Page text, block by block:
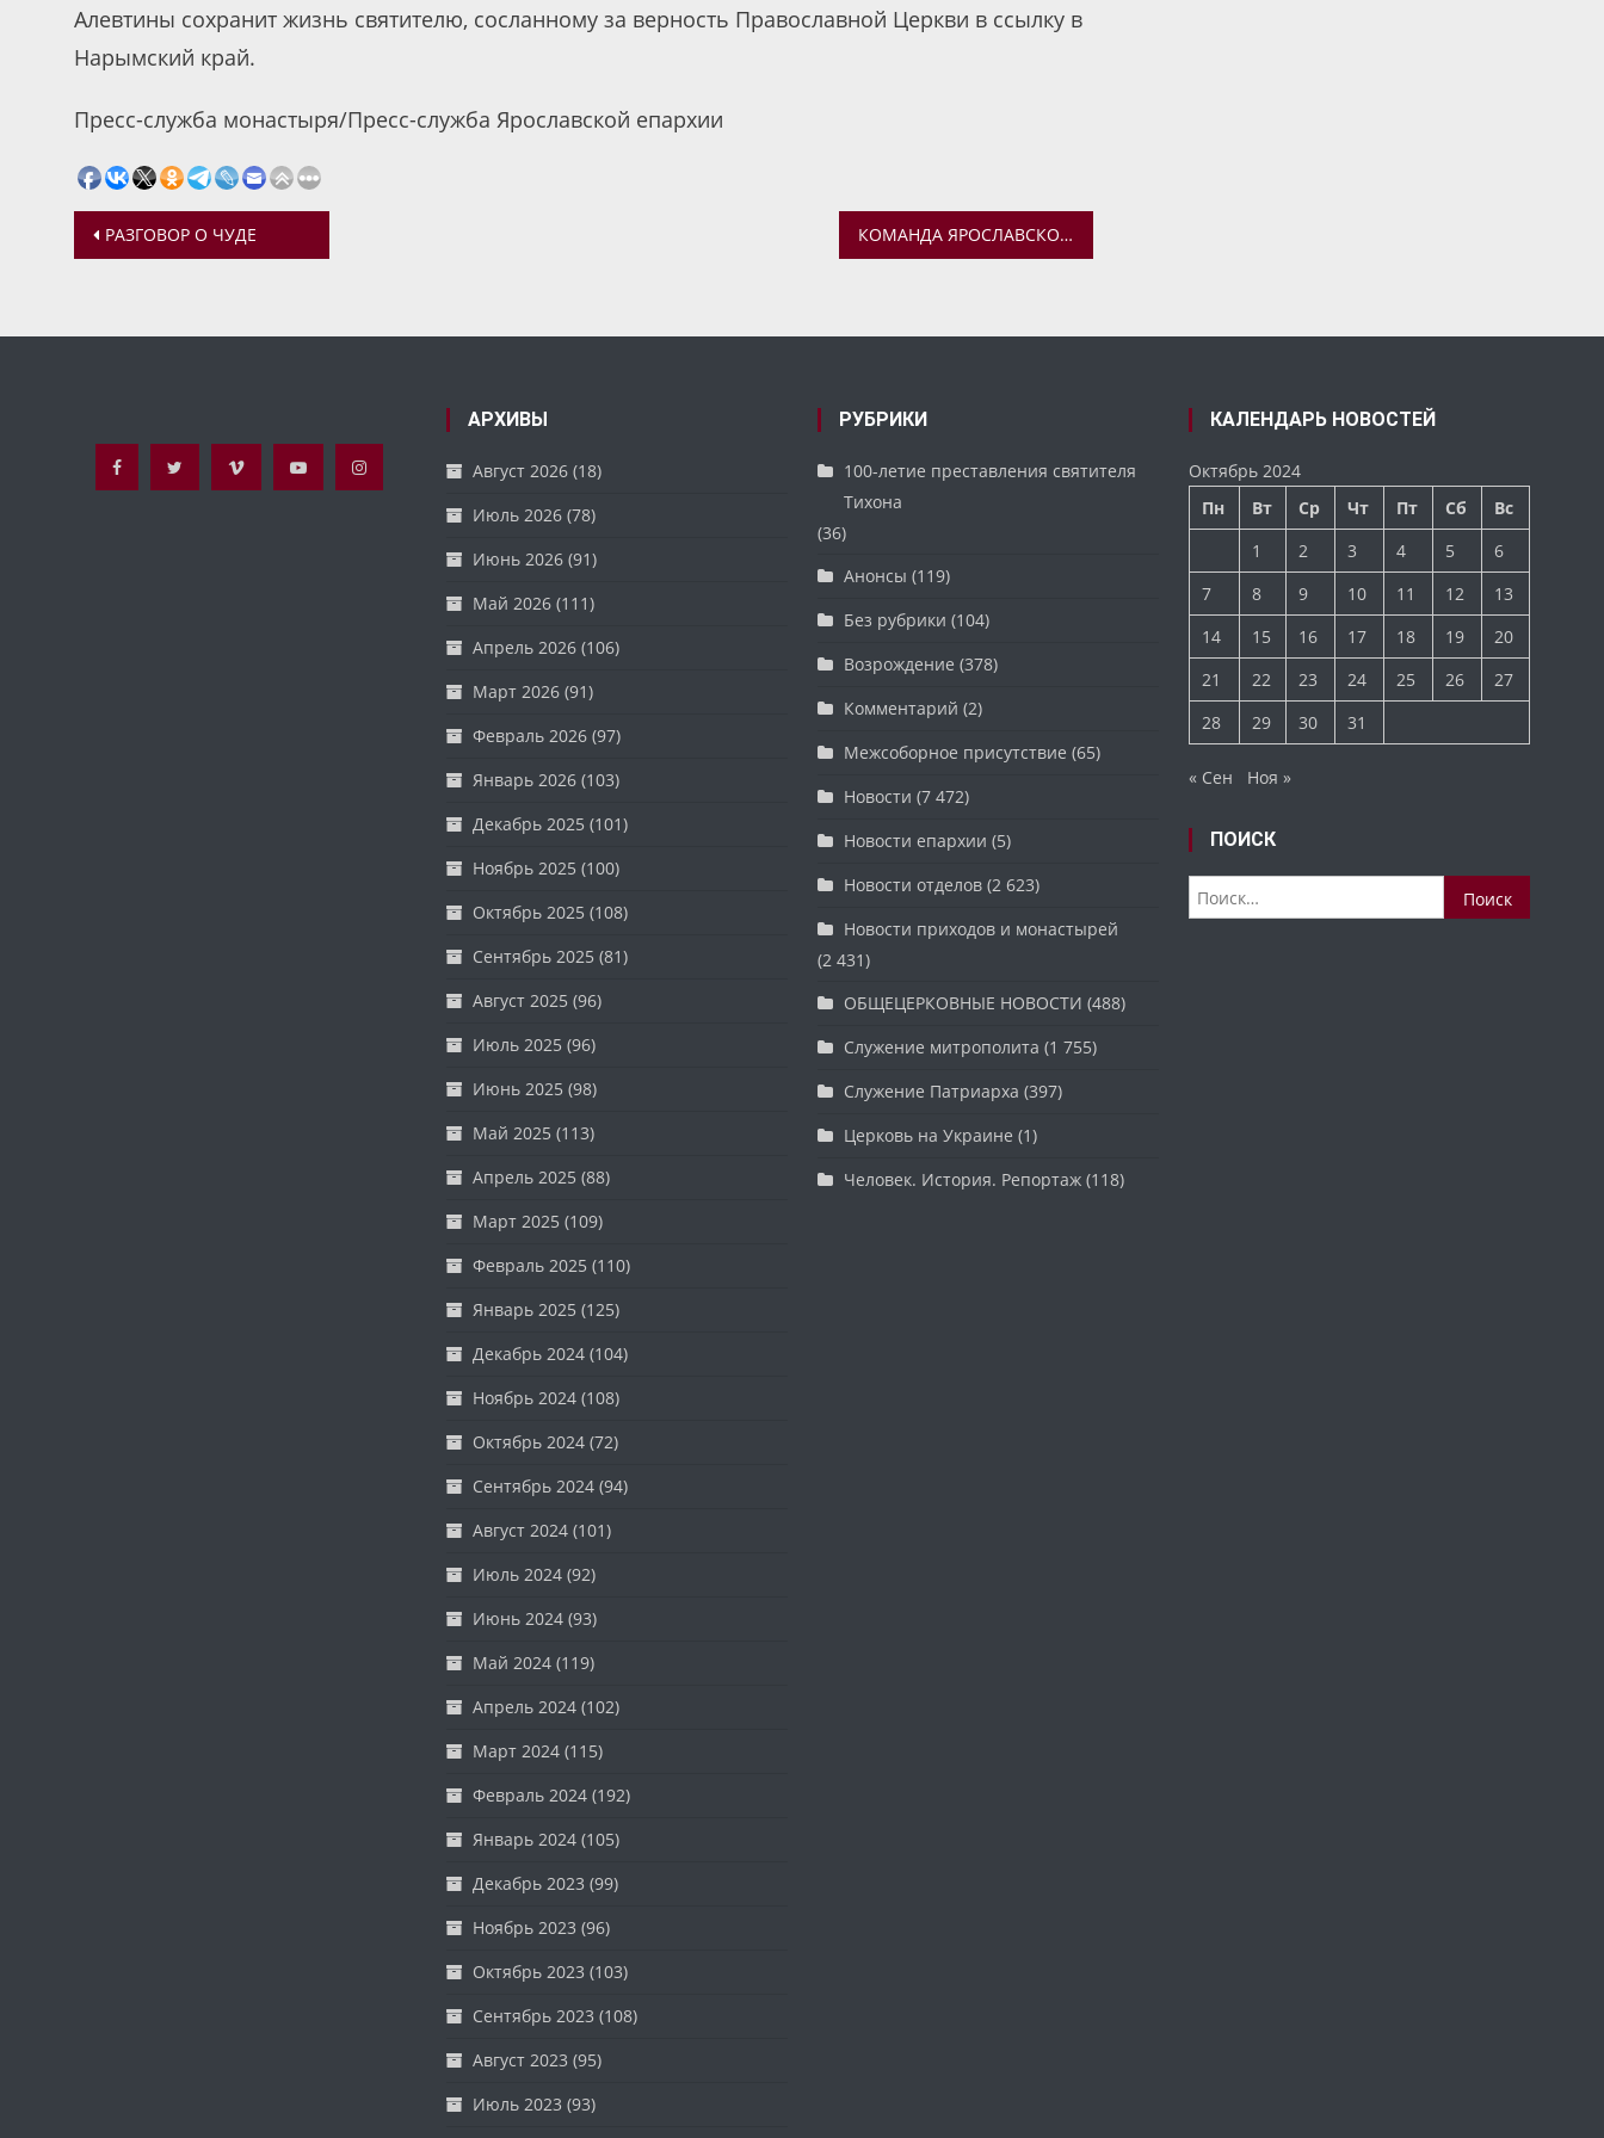
Алевтины сохранит жизнь святителю, сосланному за верность Православной Церкви в ссылку в
Нарымский край.
Пресс-служба монастыря/Пресс-служба Ярославской епархии
Навигация
записям
РАЗГОВОР О ЧУДЕ КОМАНДА ЯРОСЛАВСКОЙ ДУХОВНОЙ СЕМИНАРИИ ПРИНЯЛА УЧАСТИЕ В ЧЕМПИОНАТЕ СПАСАТЕЛЕЙ
АРХИВЫ
Август 2026(18)
Июль 2026(78)
Июнь 2026(91)
Май 2026(111)
Апрель 2026(106)
Март 2026(91)
Февраль 2026(97)
Январь 2026(103)
Декабрь 2025 (101)
Ноябрь 2025 (100)
Октябрь 2025 (108)
Сентябрь 2025 (81)
Август 2025 (96)
Июль 2025 (96)
Июнь 2025 (98)
Май 2025 (113)
Апрель 2025 (88)
Март 2025 (109)
Февраль 2025 (110)
Январь 2025 (125)
Декабрь 2024(104)
Ноябрь 2024(108)
Октябрь 2024(72)
Сентябрь 2024(94)
Август 2024(101)
Июль 2024(92)
Июнь 2024(93)
Май 2024(119)
Апрель 2024(102)
Март 2024(115)
Февраль 2024(192)
Январь 2024(105)
Декабрь 2023 (99)
Ноябрь 2023 (96)
Октябрь 2023 (103)
Сентябрь 2023 (108)
Август 2023 (95)
Июль 2023 (93)
РУБРИКИ
100-летие преставления святителя
Тихона
(36)
Анонсы (119)
Без рубрики (104)
Возрождение (378)
Комментарий (2)
Межсоборное присутствие (65)
Новости (7 472)
Новости епархии (5)
Новости отделов(2 623)
Новости приходов и монастырей
(2 431)
ОБЩЕЦЕРКОВНЫЕ НОВОСТИ (488)
Служение митрополита (1 755)
Служение Патриарха (397)
Церковь на Украине (1)
Человек. История. Репортаж(118)
КАЛЕНДАРЬ НОВОСТЕЙ
Октябрь 2024
Пн
Вт Ср Чт Пт Сб
Вс
1
2 3 4 5
6
7
8 9 10 11 12
13
14
15 16 17 18 19
20
21
22 23 24 25 26
27
28
29 30 31
« Сен Ноя »
ПОИСК
Найти: